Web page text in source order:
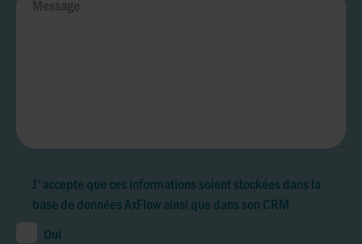
J'accepte que ces informations soient stockées dans la
base de données AxFlow ainsi que dans son CRM
Oui